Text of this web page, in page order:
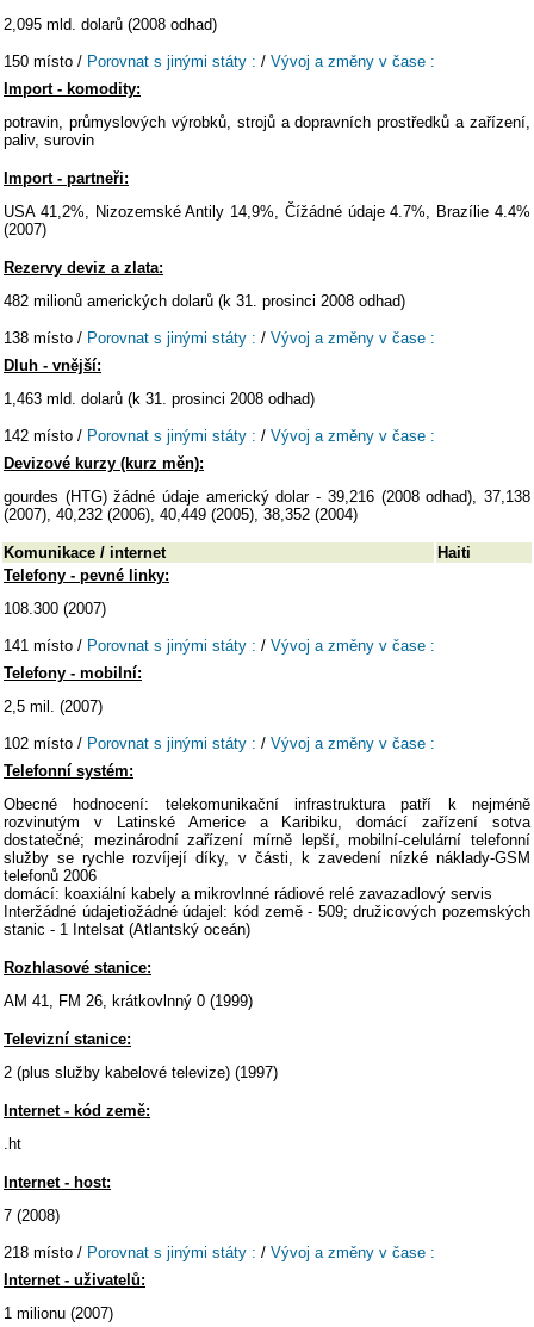
2,095 mld. dolarů (2008 odhad)
150 místo / Porovnat s jinými státy : / Vývoj a změny v čase :
Import - komodity:
potravin, průmyslových výrobků, strojů a dopravních prostředků a zařízení,
paliv, surovin
Import - partneři:
USA 41,2%, Nizozemské Antily 14,9%, Čížádné údaje 4.7%, Brazílie 4.4%
(2007)
Rezervy deviz a zlata:
482 milionů amerických dolarů (k 31. prosinci 2008 odhad)
138 místo / Porovnat s jinými státy : / Vývoj a změny v čase :
Dluh - vnější:
1,463 mld. dolarů (k 31. prosinci 2008 odhad)
142 místo / Porovnat s jinými státy : / Vývoj a změny v čase :
Devizové kurzy (kurz měn):
gourdes (HTG) žádné údaje americký dolar - 39,216 (2008 odhad), 37,138
(2007), 40,232 (2006), 40,449 (2005), 38,352 (2004)
Komunikace / internet
Haiti
Telefony - pevné linky:
108.300 (2007)
141 místo / Porovnat s jinými státy : / Vývoj a změny v čase :
Telefony - mobilní:
2,5 mil. (2007)
102 místo / Porovnat s jinými státy : / Vývoj a změny v čase :
Telefonní systém:
Obecné hodnocení: telekomunikační infrastruktura patří k nejméně
rozvinutým v Latinské Americe a Karibiku, domácí zařízení sotva
dostatečné; mezinárodní zařízení mírně lepší, mobilní-celulární telefonní
služby se rychle rozvíjejí díky, v části, k zavedení nízké náklady-GSM
telefonů 2006
domácí: koaxiální kabely a mikrovlnné rádiové relé zavazadlový servis
Interžádné údajetiožádné údajel: kód země - 509; družicových pozemských
stanic - 1 Intelsat (Atlantský oceán)
Rozhlasové stanice:
AM 41, FM 26, krátkovlnný 0 (1999)
Televizní stanice:
2 (plus služby kabelové televize) (1997)
Internet - kód země:
.ht
Internet - host:
7 (2008)
218 místo / Porovnat s jinými státy : / Vývoj a změny v čase :
Internet - uživatelů:
1 milionu (2007)